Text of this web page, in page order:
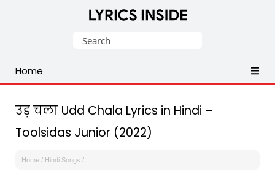
Malayalam,
English,
Songs
Lyrics
Search
Home
उड़ चला Udd Chala Lyrics in Hindi –
Toolsidas Junior (2022)
Home / Hindi Songs /